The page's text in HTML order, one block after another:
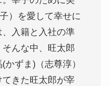
）を愛して幸せに
入籍と入社の準
んな中、旺太郎
ずま)（志尊淳）
きた旺太郎が宰